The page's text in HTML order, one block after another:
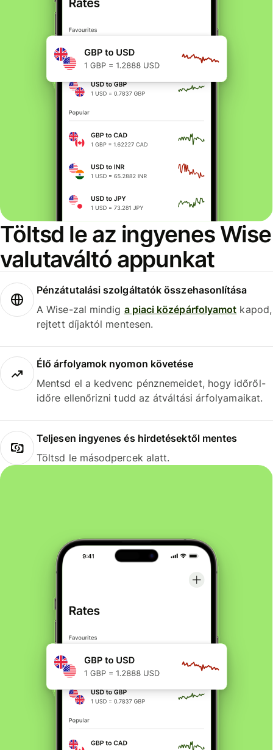
Töltsd le az ingyenes Wise
valutaváltó appunkat
Pénzátutalási szolgáltatók összehasonlítása
A Wise-zal mindig a piaci középárfolyamot kapod,
rejtett díjaktól mentesen.
Élő árfolyamok nyomon követése
Mentsd el a kedvenc pénznemeidet, hogy időről-
időre ellenőrizni tudd az átváltási árfolyamaikat.
Teljesen ingyenes és hirdetésektől mentes
Töltsd le másodpercek alatt.